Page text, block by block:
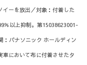
ーを放出／対象：付着した
％以上抑制。第15038623001-
パナソニック ホールディン
において布に付着させたタ